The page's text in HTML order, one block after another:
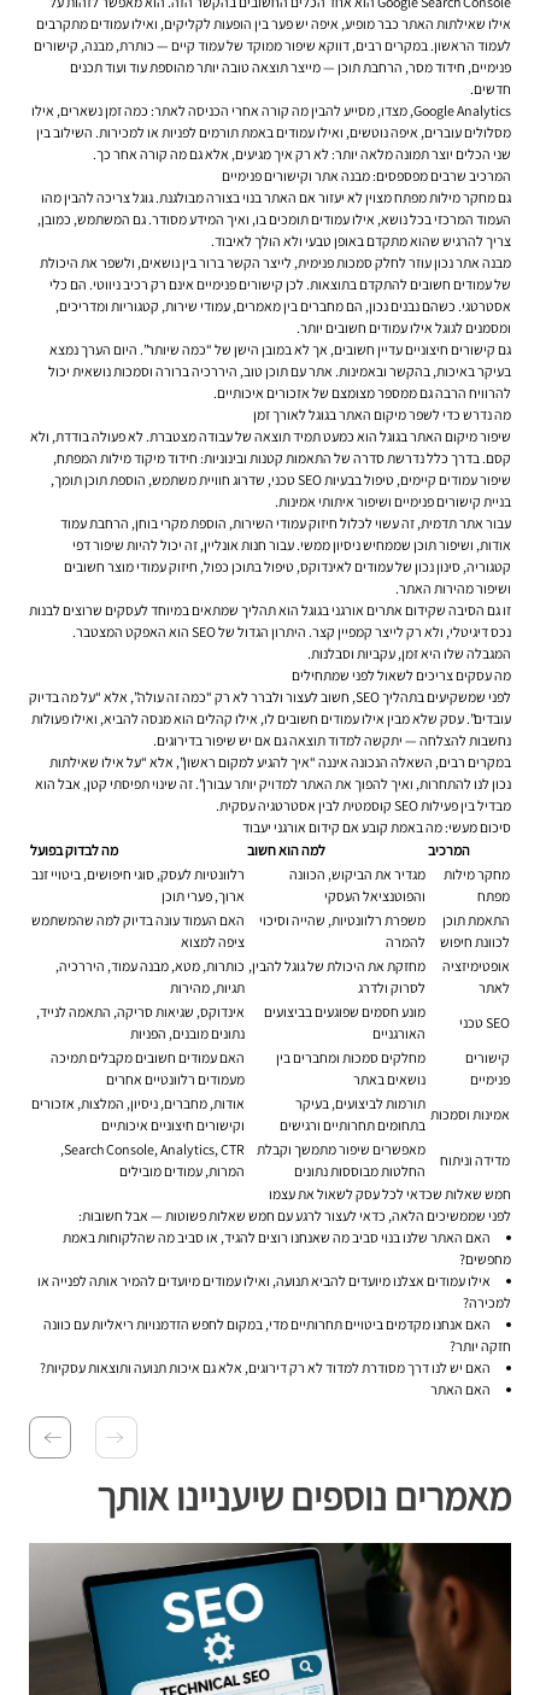
אילו שאילתות האתר כבר מופיע, איפה יש פער בין הופעות לקליקים, ואילו עמודים מתקרבים
לעמוד הראשון. במקרים רבים, דווקא שיפור ממוקד של עמוד קיים — כותרת, מבנה, קישורים
פנימיים, חידוד מסר, הרחבת תוכן — מייצר תוצאה טובה יותר מהוספת עוד ועוד תכנים
חדשים.
Google Analytics, מצדו, מסייע להבין מה קורה אחרי הכניסה לאתר: כמה זמן נשארים, אילו
מסלולים עוברים, איפה נוטשים, ואילו עמודים באמת תורמים לפניות או למכירות. השילוב בין
שני הכלים יוצר תמונה מלאה יותר: לא רק איך מגיעים, אלא גם מה קורה אחר כך.
המרכיב שרבים מפספסים: מבנה אתר וקישורים פנימיים
גם מחקר מילות מפתח מצוין לא יעזור אם האתר בנוי בצורה מבולגנת. גוגל צריכה להבין מהו
העמוד המרכזי בכל נושא, אילו עמודים תומכים בו, ואיך המידע מסודר. גם המשתמש, כמובן,
צריך להרגיש שהוא מתקדם באופן טבעי ולא הולך לאיבוד.
מבנה אתר נכון עוזר לחלק סמכות פנימית, לייצר הקשר ברור בין נושאים, ולשפר את היכולת
של עמודים חשובים להתקדם בתוצאות. לכן קישורים פנימיים אינם רק רכיב ניווטי. הם כלי
אסטרטגי. כשהם נבנים נכון, הם מחברים בין מאמרים, עמודי שירות, קטגוריות ומדריכים,
ומסמנים לגוגל אילו עמודים חשובים יותר.
גם קישורים חיצוניים עדיין חשובים, אך לא במובן הישן של “כמה שיותר”. היום הערך נמצא
בעיקר באיכות, בהקשר ובאמינות. אתר עם תוכן טוב, היררכיה ברורה וסמכות נושאית יכול
להרוויח הרבה גם ממספר מצומצם של אזכורים איכותיים.
מה נדרש כדי לשפר מיקום האתר בגוגל לאורך זמן
שיפור מיקום האתר בגוגל הוא כמעט תמיד תוצאה של עבודה מצטברת. לא פעולה בודדת, ולא
קסם. בדרך כלל נדרשת סדרה של התאמות קטנות ובינוניות: חידוד מיקוד מילות המפתח,
שיפור עמודים קיימים, טיפול בבעיות SEO טכני, שדרוג חוויית משתמש, הוספת תוכן תומך,
בניית קישורים פנימיים ושיפור איתותי אמינות.
עבור אתר תדמית, זה עשוי לכלול חיזוק עמודי השירות, הוספת מקרי בוחן, הרחבת עמוד
אודות, ושיפור תוכן שממחיש ניסיון ממשי. עבור חנות אונליין, זה יכול להיות שיפור דפי
קטגוריה, סינון נכון של עמודים לאינדוקס, טיפול בתוכן כפול, חיזוק עמודי מוצר חשובים
ושיפור מהירות האתר.
זו גם הסיבה שקידום אתרים אורגני בגוגל הוא תהליך שמתאים במיוחד לעסקים שרוצים לבנות
נכס דיגיטלי, ולא רק לייצר קמפיין קצר. היתרון הגדול של SEO הוא האפקט המצטבר.
המגבלה שלו היא זמן, עקביות וסבלנות.
מה עסקים צריכים לשאול לפני שמתחילים
לפני שמשקיעים בתהליך SEO, חשוב לעצור ולברר לא רק “כמה זה עולה”, אלא “על מה בדיוק
עובדים”. עסק שלא מבין אילו עמודים חשובים לו, אילו קהלים הוא מנסה להביא, ואילו פעולות
נחשבות להצלחה — יתקשה למדוד תוצאה גם אם יש שיפור בדירוגים.
במקרים רבים, השאלה הנכונה איננה “איך להגיע למקום ראשון”, אלא “על אילו שאילתות
נכון לנו להתחרות, ואיך להפוך את האתר למדויק יותר עבורן”. זה שינוי תפיסתי קטן, אבל הוא
מבדיל בין פעילות SEO קוסמטית לבין אסטרטגיה עסקית.
סיכום מעשי: מה באמת קובע אם קידום אורגני יעבוד
המרכיב
למה הוא חשוב
מה לבדוק בפועל
מחקר מילות
מפתח
מגדיר את הביקוש, הכוונה
והפוטנציאל העסקי
רלוונטיות לעסק, סוגי חיפושים, ביטויי זנב
ארוך, פערי תוכן
התאמת תוכן
לכוונת חיפוש
משפרת רלוונטיות, שהייה וסיכוי
להמרה
האם העמוד עונה בדיוק למה שהמשתמש
ציפה למצוא
אופטימיזציה
לאתר
מחזקת את היכולת של גוגל להבין,
לסרוק ולדרג
כותרות, מטא, מבנה עמוד, היררכיה,
תגיות, מהירות
SEO טכני
מונע חסמים שפוגעים בביצועים
האורגניים
אינדוקס, שגיאות סריקה, התאמה לנייד,
נתונים מובנים, הפניות
קישורים
פנימיים
מחלקים סמכות ומחברים בין
נושאים באתר
האם עמודים חשובים מקבלים תמיכה
מעמודים רלוונטיים אחרים
אמינות וסמכות
תורמות לביצועים, בעיקר
בתחומים תחרותיים ורגישים
אודות, מחברים, ניסיון, המלצות, אזכורים
וקישורים חיצוניים איכותיים
מדידה וניתוח
מאפשרים שיפור מתמשך וקבלת
החלטות מבוססות נתונים
Search Console, Analytics, CTR,
המרות, עמודים מובילים
חמש שאלות שכדאי לכל עסק לשאול את עצמו
לפני שממשיכים הלאה, כדאי לעצור לרגע עם חמש שאלות פשוטות — אבל חשובות:
האם האתר שלנו בנוי סביב מה שאנחנו רוצים להגיד, או סביב מה שהלקוחות באמת
מחפשים?
אילו עמודים אצלנו מיועדים להביא תנועה, ואילו עמודים מיועדים להמיר אותה לפנייה או
למכירה?
האם אנחנו מקדמים ביטויים תחרותיים מדי, במקום לחפש הזדמנויות ריאליות עם כוונה
חזקה יותר?
האם יש לנו דרך מסודרת למדוד לא רק דירוגים, אלא גם איכות תנועה ותוצאות עסקיות?
האם האתר
מאמרים נוספים שיעניינו אותך